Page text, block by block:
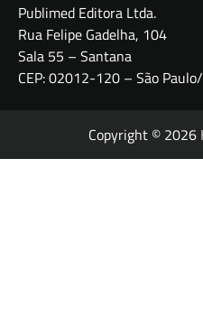
Publimed Editora Ltda.
Rua Felipe Gadelha, 104
Sala 55 – Santana
CEP: 02012-120 – São
Copyright © 2026